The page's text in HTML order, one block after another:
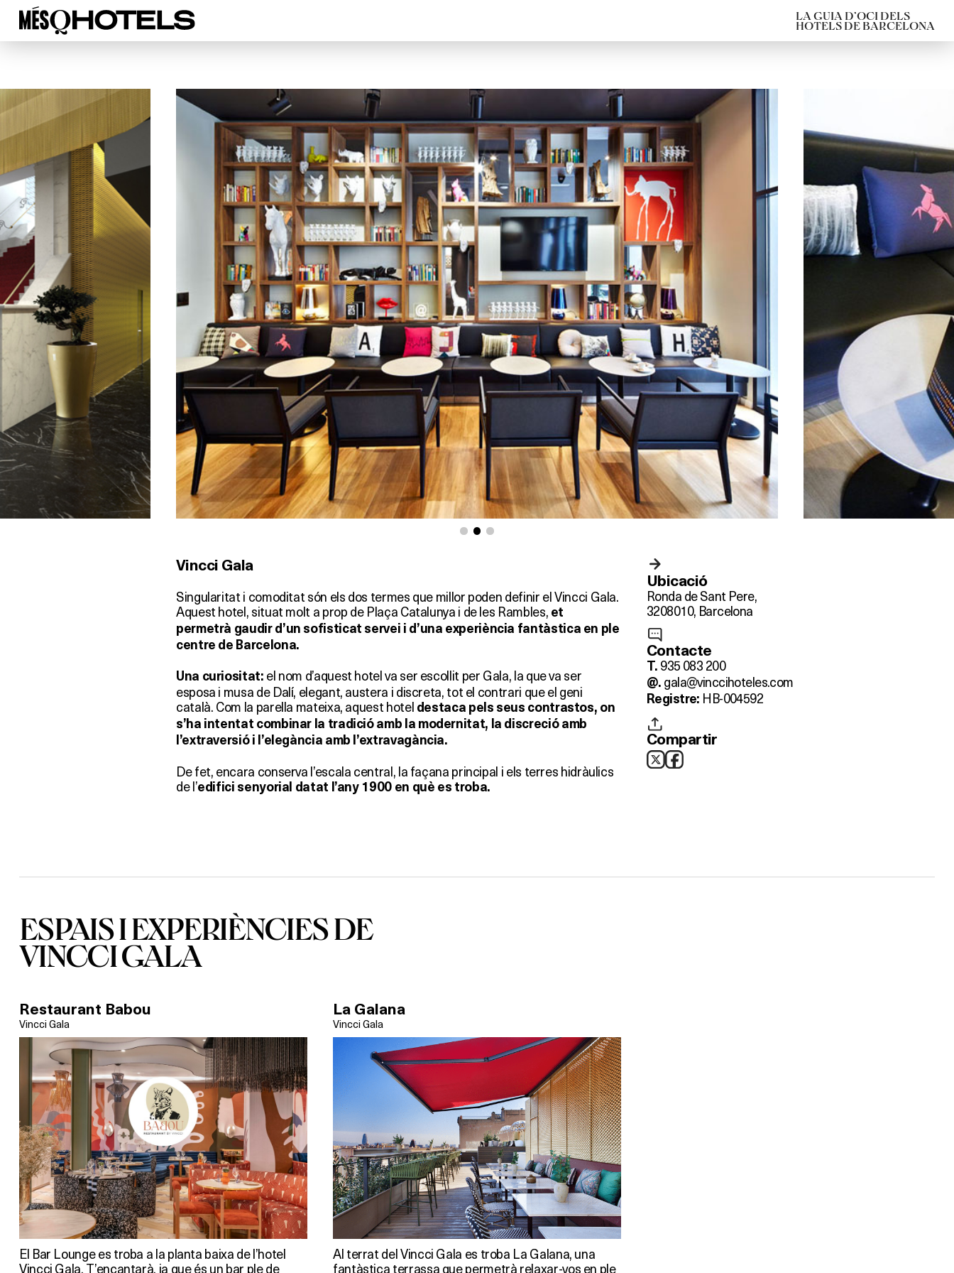
LA GUIA D’OCI DELS
HOTELS DE BARCELONA
Vincci Gala
Singularitat i comoditat són els dos termes que millor poden definir el Vincci Gala.
Aquest hotel, situat molt a prop de Plaça Catalunya i de les Rambles, et
permetrà gaudir d’un sofisticat servei i d’una experiència fantàstica en ple
centre de Barcelona.
Una curiositat: el nom d’aquest hotel va ser escollit per Gala, la que va ser
esposa i musa de Dalí, elegant, austera i discreta, tot el contrari que el geni
català. Com la parella mateixa, aquest hotel destaca pels seus contrastos, on
s’ha intentat combinar la tradició amb la modernitat, la discreció amb
l’extraversió i l’elegància amb l’extravagància.
De fet, encara conserva l’escala central, la façana principal i els terres hidràulics
de l’edifici senyorial datat l’any 1900 en què es troba.
Ubicació
Ronda de Sant Pere,
3208010, Barcelona
Contacte
T. 935 083 200
@. gala@vinccihoteles.com
Registre: HB-004592
Compartir
ESPAIS I EXPERIÈNCIES DE
VINCCI GALA
Restaurant Babou
Vincci Gala
El Bar Lounge es troba a la planta baixa de l’hotel
Vincci Gala. T’encantarà, ja que és un bar ple de
La Galana
Vincci Gala
Al terrat del Vincci Gala es troba La Galana, una
fantàstica terrassa que permetrà relaxar-vos en ple